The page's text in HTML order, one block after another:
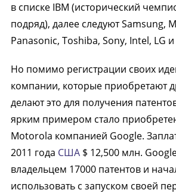
в списке IBM (исторический
подряд), далее следуют Samsung,
Panasonic, Toshiba, Sony, Intel, LG и
Но помимо регистрации своих
компании, которые приобретают
делают это для получения
ярким примером стало
Motorola компанией Google.
2011 года США$ 12,500 млн.
владельцем 17000 патентов и
использовать с запуском своей